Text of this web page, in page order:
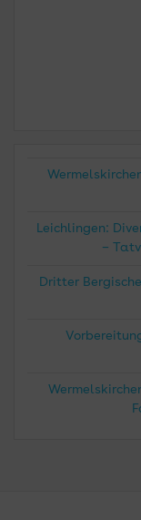
Leichlingen:
–
Dritter